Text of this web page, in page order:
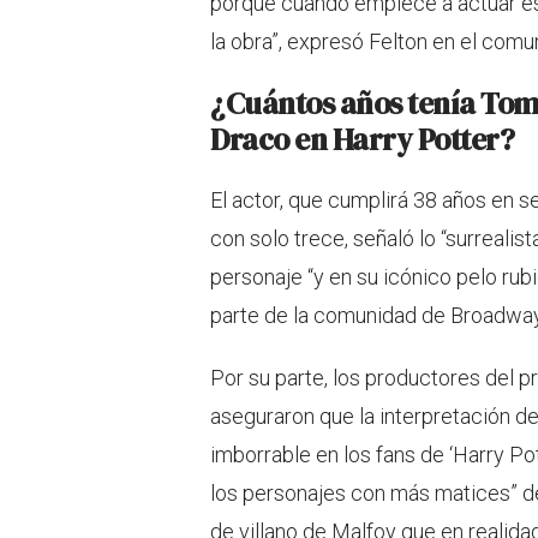
la obra”, expresó Felton en el
¿Cuántos años tenía
Draco en Harry Potter?
El actor, que cumplirá 38 años en
con solo trece, señaló lo
personaje “y en su icónico pelo
parte de la comunidad de
Por su parte, los productores del
aseguraron que la interpretación
imborrable en los fans de ‘Harry
los personajes con más matices”
de villano de Malfoy que en